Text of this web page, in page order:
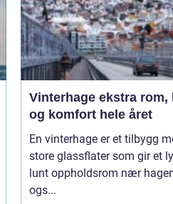
Vinterhage ekstra rom, lys
og komfort hele året
En vinterhage er et tilbygg
store glassflater som gir et
lunt oppholdsrom nær
ogs...